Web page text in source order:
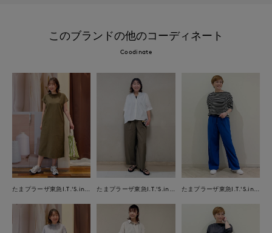
このブランドの他のコーディネート
Coodinate